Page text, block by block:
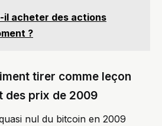
il acheter des actions
?
tirer comme leçon
des prix de 2009
nul du bitcoin en 2009